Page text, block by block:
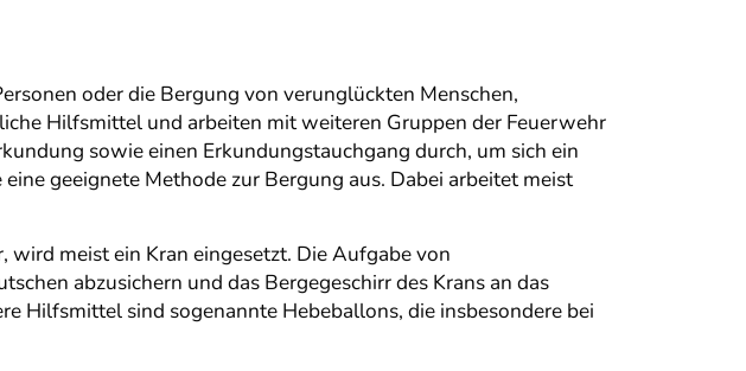
oder die Bergung von verunglückten Menschen,
Hilfsmittel und arbeiten mit weiteren Gruppen der Feuerwehr
sowie einen Erkundungstauchgang durch, um sich ein
geeignete Methode zur Bergung aus. Dabei arbeitet meist
meist ein Kran eingesetzt. Die Aufgabe von
abzusichern und das Bergegeschirr des Krans an das
Hilfsmittel sind sogenannte Hebeballons, die insbesondere bei